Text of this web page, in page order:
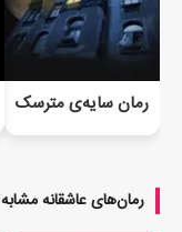
رمان سایه‌ی مترسک
رمان‌های عاشقانه مشابه